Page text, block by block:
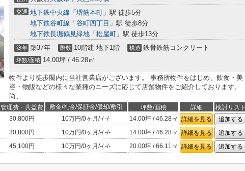
交通 地下鉄中央線 「 堺筋本町 」駅 徒歩5分
地下鉄谷町線 「 谷町四丁目 」駅 徒歩8分
地下鉄長堀鶴見緑地 「 松屋町 」駅 徒歩13分
築年 築37年 階数 10階建 地下1階 構造 鉄骨鉄筋コンクリート
坪数/面積 14.00坪 / 46.28㎡
物件より徒歩圏内に当社営業店がございます。 事務所物件をはじめ、飲食・美
容・物販などの様々な業種のニーズに応じて店舗物件をご紹介しております。
尚、...
管理費・共益費 敷金/礼金/保証金/償却/敷引 坪数/面積 詳細
検討リスト
30,800円 10万円/0ヶ月 /-/-/- 14.00坪 / 46.28㎡ 詳細を見る
追加する
30,800円 10万円/0ヶ月 /-/-/- 14.00坪 / 46.28㎡ 詳細を見る
追加する
45,100円 10万円/0ヶ月 /-/-/- 20.00坪 / 66.11㎡ 詳細を見る 追加する